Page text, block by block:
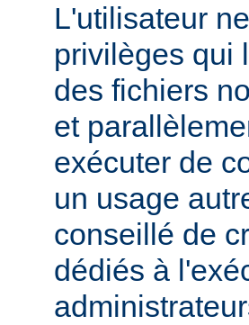
L'utilisateur
privilèges qui
des fichiers
et
exécuter de
un usage
conseillé de
dédiés à